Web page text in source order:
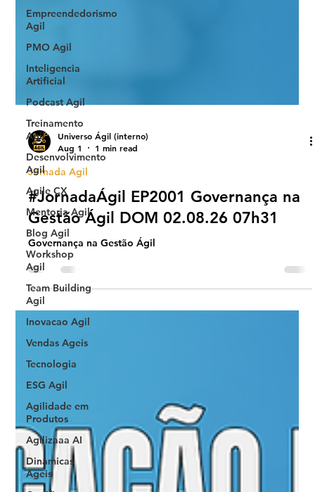
Empreendedorismo
Agil
PMO Agil
Inteligencia
Artificial
Podcast Agil
Treinamento
Agil
Desenvolvimento
Agil
Agile CX
Mentoria Agil
Blog Agil
Workshop
Agil
Team Building
Agil
Inovacao Agil
Vendas Ageis
Tecnologia
ESG Agil
Agilidade em
Produtos
Agilizaaa AI
Dinamicas
Ageis
Universo Ágil (interno)
Aug 1
1 min read
Jornada Agil
#JornadaÁgil EP2001 Governança na
Gestão Ágil DOM 02.08.26 07h31
Governança na Gestão Ágil